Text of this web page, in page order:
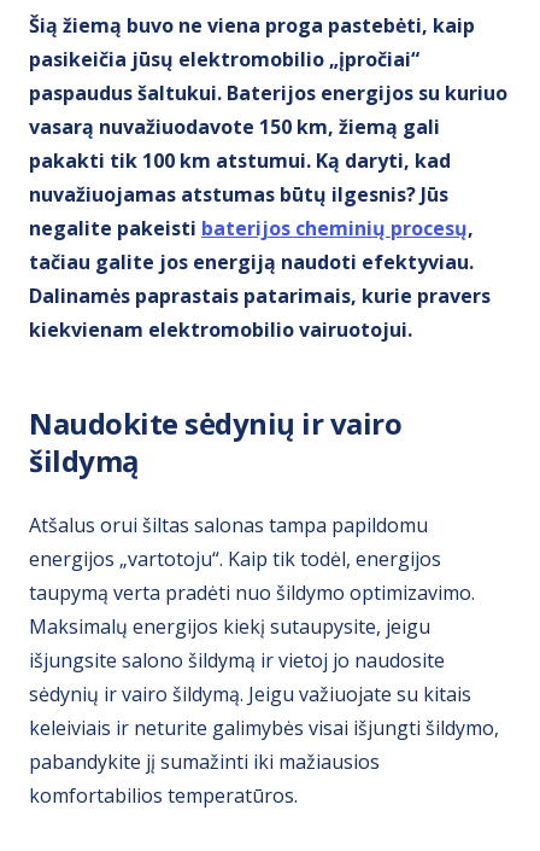
Šią žiemą buvo ne viena proga pastebėti, kaip
pasikeičia jūsų elektromobilio „įpročiai“
paspaudus šaltukui. Baterijos energijos su kuriuo
vasarą nuvažiuodavote 150 km, žiemą gali
pakakti tik 100 km atstumui. Ką daryti, kad
nuvažiuojamas atstumas būtų ilgesnis? Jūs
negalite pakeisti baterijos cheminių procesų,
tačiau galite jos energiją naudoti efektyviau.
Dalinamės paprastais patarimais, kurie pravers
kiekvienam elektromobilio vairuotojui.
Naudokite sėdynių ir vairo
šildymą
Atšalus orui šiltas salonas tampa papildomu
energijos „vartotoju“. Kaip tik todėl, energijos
taupymą verta pradėti nuo šildymo optimizavimo.
Maksimalų energijos kiekį sutaupysite, jeigu
išjungsite salono šildymą ir vietoj jo naudosite
sėdynių ir vairo šildymą. Jeigu važiuojate su kitais
keleiviais ir neturite galimybės visai išjungti šildymo,
pabandykite jį sumažinti iki mažiausios
komfortabilios temperatūros.